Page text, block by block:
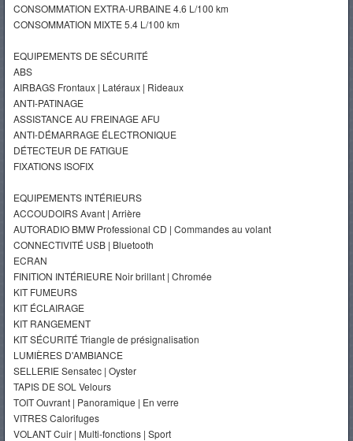
CONSOMMATION EXTRA-URBAINE 4.6 L/100 km
CONSOMMATION MIXTE 5.4 L/100 km
EQUIPEMENTS DE SÉCURITÉ
ABS
AIRBAGS Frontaux | Latéraux | Rideaux
ANTI-PATINAGE
ASSISTANCE AU FREINAGE AFU
ANTI-DÉMARRAGE ÉLECTRONIQUE
DÉTECTEUR DE FATIGUE
FIXATIONS ISOFIX
EQUIPEMENTS INTÉRIEURS
ACCOUDOIRS Avant | Arrière
AUTORADIO BMW Professional CD | Commandes au volant
CONNECTIVITÉ USB | Bluetooth
ECRAN
FINITION INTÉRIEURE Noir brillant | Chromée
KIT FUMEURS
KIT ÉCLAIRAGE
KIT RANGEMENT
KIT SÉCURITÉ Triangle de présignalisation
LUMIÈRES D'AMBIANCE
SELLERIE Sensatec | Oyster
TAPIS DE SOL Velours
TOIT Ouvrant | Panoramique | En verre
VITRES Calorifuges
VOLANT Cuir | Multi-fonctions | Sport